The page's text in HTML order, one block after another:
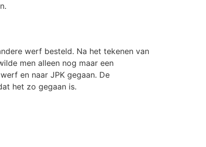
werf besteld. Na het tekenen van
men alleen nog maar een
en naar JPK gegaan. De
het zo gegaan is.